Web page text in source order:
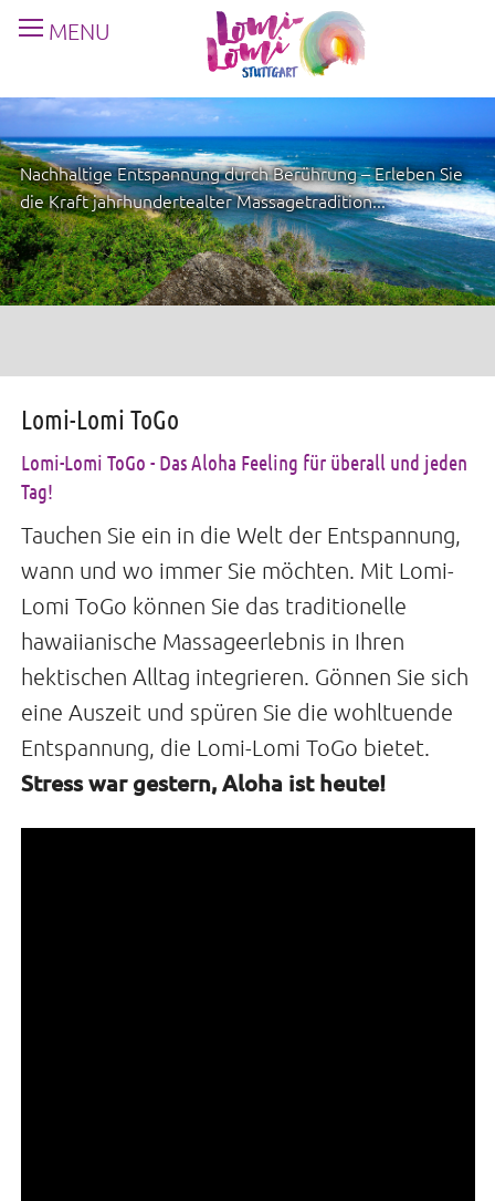
MENU
Nachhaltige Entspannung durch Berührung – Erleben Sie
die Kraft jahrhundertealter Massagetradition...
Lomi-Lomi ToGo
Lomi-Lomi ToGo - Das Aloha Feeling für überall und jeden
Tag!
Tauchen Sie ein in die Welt der Entspannung,
wann und wo immer Sie möchten. Mit Lomi-
Lomi ToGo können Sie das traditionelle
hawaiianische Massageerlebnis in Ihren
hektischen Alltag integrieren. Gönnen Sie sich
eine Auszeit und spüren Sie die wohltuende
Entspannung, die Lomi-Lomi ToGo bietet.
Stress war gestern, Aloha ist heute!